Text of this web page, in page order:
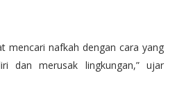
mencari nafkah dengan cara yang
dan merusak lingkungan,” ujar